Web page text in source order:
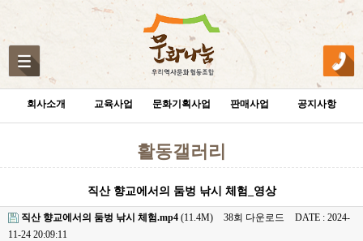
회사소개 교육사업 문화기획사업 판매사업 공지사항
활동갤러리
직산 향교에서의 둠벙 낚시 체험_영상
직산 향교에서의 둠벙 낚시 체험.mp4 (11.4M) 38회 다운로드
DATE : 2024-
11-24 20:09:11